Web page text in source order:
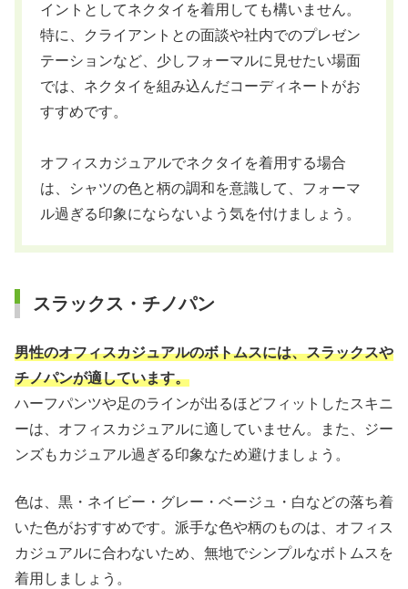
イントとしてネクタイを着用しても構いません。
特に、クライアントとの面談や社内でのプレゼン
テーションなど、少しフォーマルに見せたい場面
では、ネクタイを組み込んだコーディネートがお
すすめです。
オフィスカジュアルでネクタイを着用する場合
は、シャツの色と柄の調和を意識して、フォーマ
ル過ぎる印象にならないよう気を付けましょう。
スラックス・チノパン
男性のオフィスカジュアルのボトムスには、スラックスや
チノパンが適しています。
ハーフパンツや足のラインが出るほどフィットしたスキニ
ーは、オフィスカジュアルに適していません。また、ジー
ンズもカジュアル過ぎる印象なため避けましょう。
色は、黒・ネイビー・グレー・ベージュ・白などの落ち着
いた色がおすすめです。派手な色や柄のものは、オフィス
カジュアルに合わないため、無地でシンプルなボトムスを
着用しましょう。